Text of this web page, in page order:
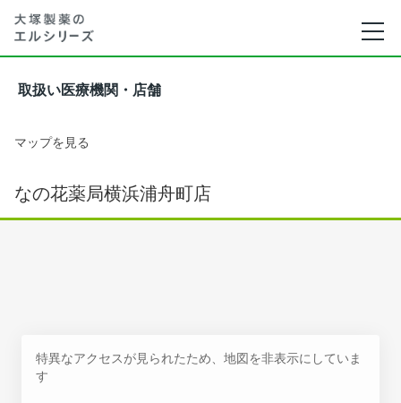
取扱い医療機関・店舗
マップを見る
なの花薬局横浜浦舟町店
特異なアクセスが見られたため、地図を非表示にしていま
す